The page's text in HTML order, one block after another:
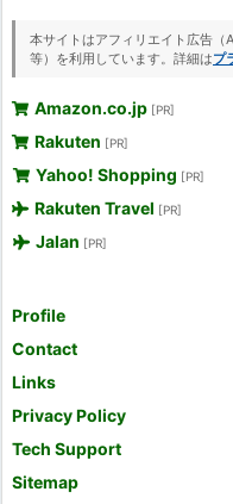
本サイトはアフィリエイト広告
等）を利用しています。詳細はプ
Amazon.co.jp [PR]
Rakuten [PR]
Yahoo! Shopping [PR]
Rakuten Travel [PR]
Jalan [PR]
Profile
Contact
Links
Privacy Policy
Tech Support
Sitemap